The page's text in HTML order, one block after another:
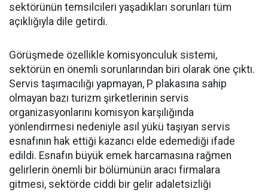
sektörünün temsilcileri yaşadıkları sorunları tüm
açıklığıyla dile getirdi.
Görüşmede özellikle komisyonculuk sistemi,
sektörün en önemli sorunlarından biri olarak öne çıktı.
Servis taşımacılığı yapmayan, P plakasına sahip
olmayan bazı turizm şirketlerinin servis
organizasyonlarını komisyon karşılığında
yönlendirmesi nedeniyle asıl yükü taşıyan servis
esnafının hak ettiği kazancı elde edemediği ifade
edildi. Esnafın büyük emek harcamasına rağmen
gelirlerin önemli bir bölümünün aracı firmalara
gitmesi, sektörde ciddi bir gelir adaletsizliği